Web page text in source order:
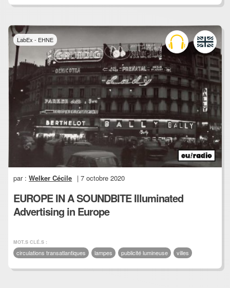
LabEx - EHNE
par :Welker Cécile | 7 octobre 2020
EUROPE IN A SOUNDBITE Illuminated
Advertising in Europe
MOT.S CLÉ.S :
circulations transatlantiques lampes publicité lumineuse villes